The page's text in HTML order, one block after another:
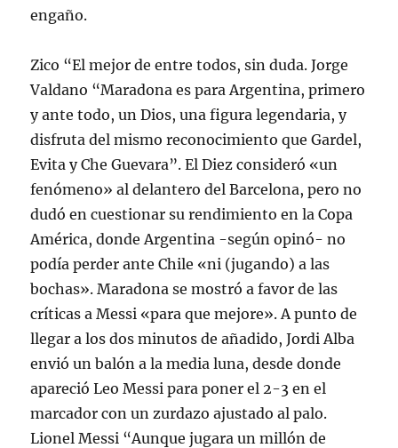
engaño.
Zico “El mejor de entre todos, sin duda. Jorge
Valdano “Maradona es para Argentina, primero
y ante todo, un Dios, una figura legendaria, y
disfruta del mismo reconocimiento que Gardel,
Evita y Che Guevara”. El Diez consideró «un
fenómeno» al delantero del Barcelona, pero no
dudó en cuestionar su rendimiento en la Copa
América, donde Argentina -según opinó- no
podía perder ante Chile «ni (jugando) a las
bochas». Maradona se mostró a favor de las
críticas a Messi «para que mejore». A punto de
llegar a los dos minutos de añadido, Jordi Alba
envió un balón a la media luna, desde donde
apareció Leo Messi para poner el 2-3 en el
marcador con un zurdazo ajustado al palo.
Lionel Messi “Aunque jugara un millón de